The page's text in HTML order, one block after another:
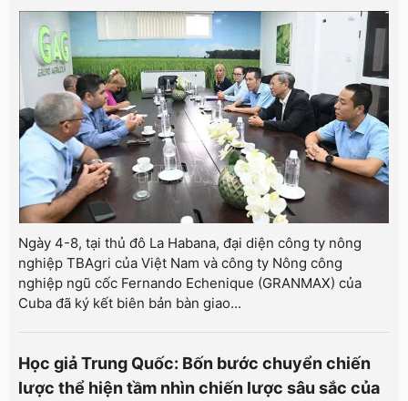
Ngày 4-8, tại thủ đô La Habana, đại diện công ty nông
nghiệp TBAgri của Việt Nam và công ty Nông công
nghiệp ngũ cốc Fernando Echenique (GRANMAX) của
Cuba đã ký kết biên bản bàn giao...
Học giả Trung Quốc: Bốn bước chuyển chiến
lược thể hiện tầm nhìn chiến lược sâu sắc của